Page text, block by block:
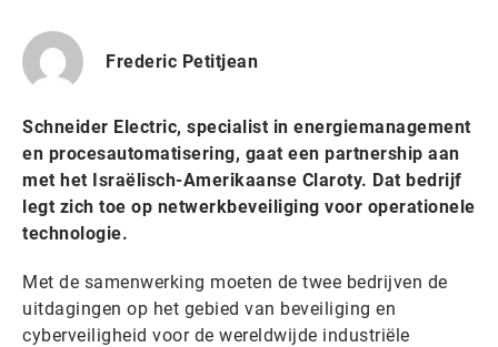
Frederic Petitjean
Schneider Electric, specialist in energiemanagement
en procesautomatisering, gaat een partnership aan
met het Israëlisch-Amerikaanse Claroty. Dat bedrijf
legt zich toe op netwerkbeveiliging voor operationele
technologie.
Met de samenwerking moeten de twee bedrijven de
uitdagingen op het gebied van beveiliging en
cyberveiligheid voor de wereldwijde industriële